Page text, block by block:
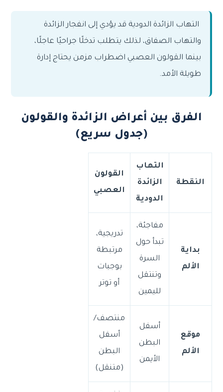
التهاب الزائدة الدودية قد يؤدي إلى انفجار الزائدة
والتهاب الصفاق، لذلك يتطلب تدخلًا جراحيًا عاجلًا،
بينما القولون العصبي اضطراب مزمن يحتاج إدارة
طويلة الأمد.
الفرق بين أعراض الزائدة والقولون
(جدول سريع)
النقطة
التهاب
الزائدة
الدودية
القولون
العصبي
بداية
الألم
مفاجئة،
تبدأ حول
السرة
وتنتقل
لليمين
تدريجية،
مرتبطة
بوجبات
أو توتر
موقع
الألم
أسفل
البطن
الأيمن
منتصف/
أسفل
البطن
(متنقل)